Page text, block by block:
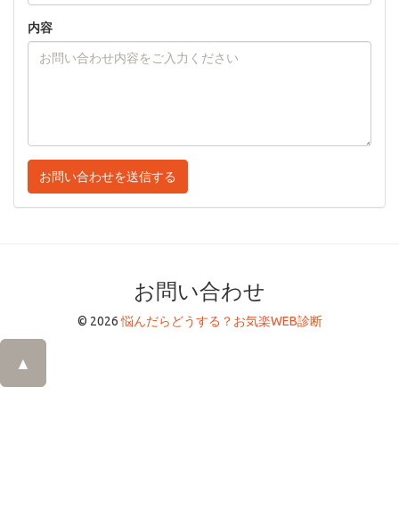
内容
お問い合わせを送信する
お問い合わせ
© 2026悩んだらどうする？お気楽WEB診断
▲